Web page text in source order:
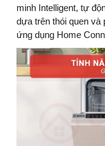
minh Intelligent, tự
dựa trên thói quen và
ứng dụng Home